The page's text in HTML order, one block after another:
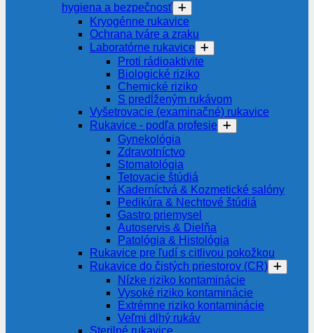
hygiena a bezpečnosť
Kryogénne rukavice
Ochrana tváre a zraku
Laboratórne rukavice
Proti rádioaktivite
Biologické riziko
Chemické riziko
S predĺženým rukávom
Vyšetrovacie (examinačné) rukavice
Rukavice - podľa profesie
Gynekológia
Zdravotníctvo
Stomatológia
Tetovacie štúdiá
Kaderníctvá & Kozmetické salóny
Pedikúra & Nechtové štúdiá
Gastro priemysel
Autoservis & Dielňa
Patológia & Histológia
Rukavice pre ľudí s citlivou pokožkou
Rukavice do čistých priestorov (CR)
Nízke riziko kontaminácie
Vysoké riziko kontaminácie
Extrémne riziko kontaminácie
Veľmi dlhý rukáv
Sterilné rukavice